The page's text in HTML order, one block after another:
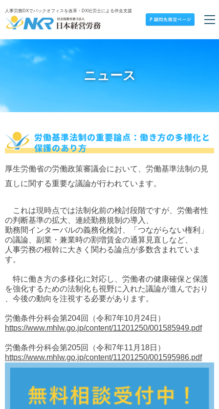
人事労務DXでバックオフィスを改革・DX社労士による伴走支援
ニュース
労働基準法制の重要論点：働き方の多様化と
保護のあり方
厚生労働省の労働政策審議会において、労働基準法制の見
直しに関する重要な議論が行われています。
これは現時点では法制化前の検討段階ですが、労働者性
の判断基準の拡大、連続勤務規制の導入、
勤務間インターバルの義務化検討、「つながらない権利」
の議論、副業・兼業時の割増賃金の通算見直しなど、
人事労務の根幹に大きく関わる論点が多数含まれていま
す。
特に働き方の多様化に対応し、労働者の健康確保と保護
を強化するための法制化も視野に入れた議論が進んでおり
、今後の動向を注視する必要があります。
労働条件分科会第204回（令和7年10月24日）
https://www.mhlw.go.jp/content/11201250/001585949.pdf
労働条件分科会第205回（令和7年11月18日）
https://www.mhlw.go.jp/content/11201250/001595986.pdf